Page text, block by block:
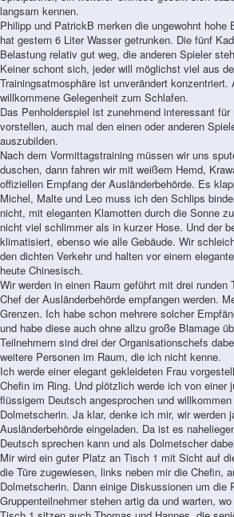
langsam kennen.
Philipp und PatrickB merken die ungewohnt hohe
hat gestern 6 Liter Wasser getrunken. Die fünf
Belastung relativ gut weg, die anderen Spieler
Keiner schont sich, jeder will möglichst viel aus
Trainingsatmosphäre ist unverändert
willkommene Gelegenheit zum Schlafen.
Das Penholderspiel ist zunehmend interessant
vorstellen, auch mal den einen oder anderen
auszubilden.
Nach dem Vormittagstraining müssen wir uns
duschen, dann fahren wir mit weißem Hemd,
offiziellen Empfang der Ausländerbehörde. Es
Michel, Malte und Leo muss ich den Schlips
nicht, mit eleganten Klamotten durch die Sonne
nicht viel schlimmer als in kurzer Hose. Und der
klimatisiert, ebenso wie alle Gebäude. Wir
den dichten Verkehr und halten vor einem
heute Chinesisch.
Wir werden in einen Raum geführt mit drei
Chef der Ausländerbehörde empfangen werden.
Grenzen. Ich habe schon mehrere solcher
und habe diese auch ohne allzu große Blamage
Teilnehmern sind drei der Organisationschefs
weitere Personen im Raum, die ich nicht kenne.
Ich werde einer elegant gekleideten Frau
Chefin im Ring. Und plötzlich werde ich von einer
flüssigem Deutsch angesprochen und
Dolmetscherin. Ja klar, denke ich mir, wir werden
Ausländerbehörde eingeladen. Da ist es
Deutsch sprechen kann und als Dolmetscher
Mir wird ein guter Platz an Tisch 1 mit Sicht auf
die Türe zugewiesen, links neben mir die Chefin,
Dolmetscherin. Dann einige Diskussionen um die
Gruppenteilnehmer stehen artig da und warten,